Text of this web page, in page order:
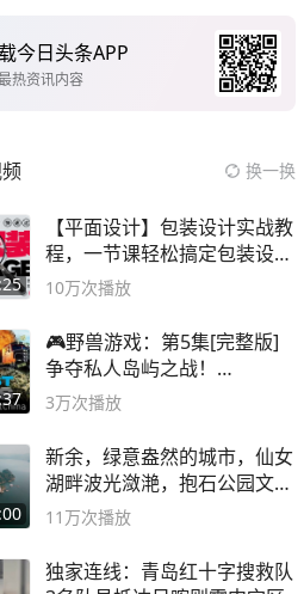
今日头条APP
热资讯内容
换一换
【平面设计】包装设计实战教
程，一节课轻松搞定包装设计
流程！
10万次播放
🎮野兽游戏：第5集[完整版]
争夺私人岛屿之战！
#MrBeastChina
3万次播放
新余，绿意盎然的城市，仙女
湖畔波光潋滟，抱石公园文化
深邃……
11万次播放
独家连线：青岛红十字搜救队